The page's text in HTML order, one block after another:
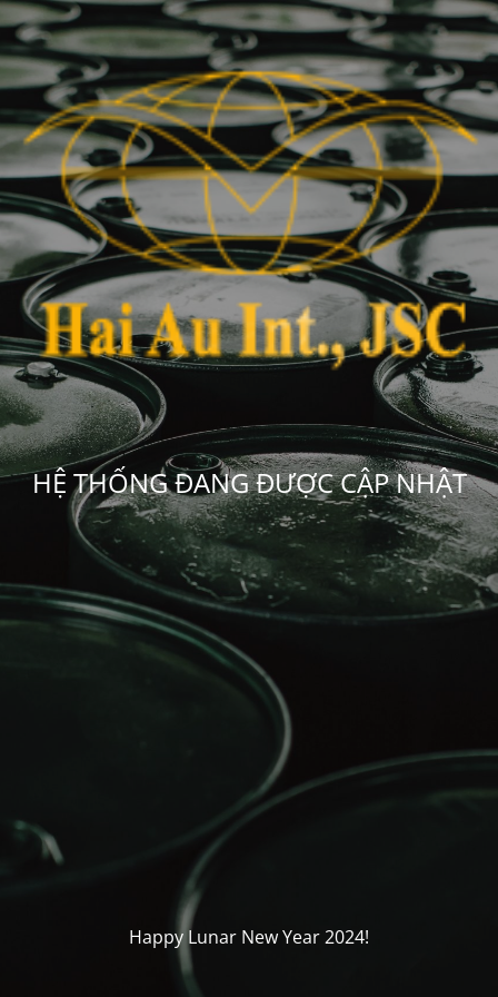
HỆ THỐNG ĐANG ĐƯỢC CẬP NHẬT
Happy Lunar New Year 2024!